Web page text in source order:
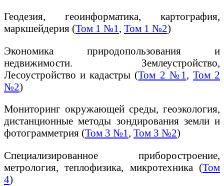
Геодезия, геоинформатика, картография,
маркшейдерия (Том 1 №1 , Том 1 №2)
Экономика природопользования и
недвижимости. Землеустройство,
Лесоустройство и кадастры (Том 2 №1 , Том 2
№2)
Мониторинг окружающей среды, геоэкология,
дистанционные методы зондирования земли и
фотограмметрия (Том 3 №1 , Том 3 №2)
Специализированное приборостроение,
метрология, теплофизика, микротехника (Том
4)